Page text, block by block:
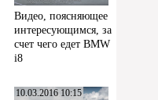
Видео, поясняющее
интересующимся, за
счет чего едет BMW
i8
10.03.2016 10:15